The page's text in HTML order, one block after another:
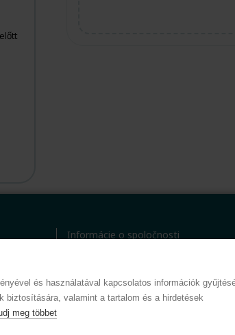
és használatával kapcsolatos információk
biztosítására, valamint a tartalom és a hirdetések
meg többet
Informácie o spoločnosti
Kontakt
© 2012 Beauty